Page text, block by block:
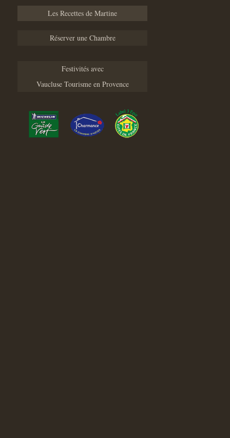
Les Recettes de Martine
Réserver une Chambre
Festivités avec
Vaucluse Tourisme en Provence